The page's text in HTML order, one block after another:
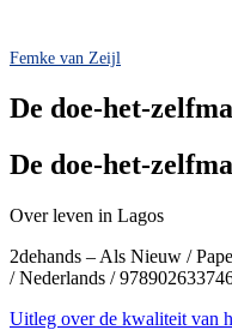
Femke van Zeijl
De doe-het-
De doe-het-
Over leven in Lagos
2dehands – Als Nieuw /
/ Nederlands /
Uitleg over de kwaliteit van